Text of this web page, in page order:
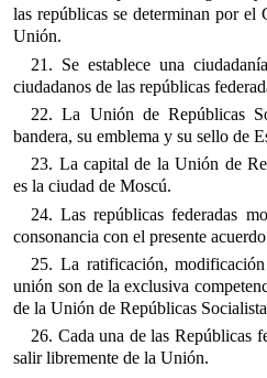
las repúblicas se determinan por
Unión.
21. Se establece una
ciudadanos de las repúblicas
22. La Unión de Repúblicas
bandera, su emblema y su sello de
23. La capital de la Unión de
es la ciudad de Moscú.
24. Las repúblicas federadas
consonancia con el presente
25. La ratificación,
unión son de la exclusiva
de la Unión de Repúblicas
26. Cada una de las Repúblicas
salir libremente de la Unión.